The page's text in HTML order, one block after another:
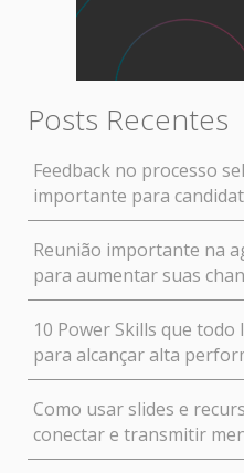
Posts Recentes
Feedback no processo
importante para
Reunião importante na
para aumentar suas
10 Power Skills que
para alcançar alta
Como usar slides e
conectar e transmitir